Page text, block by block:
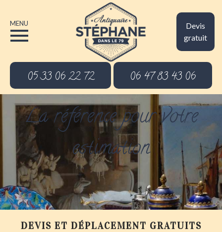
Devis
gratuit
MENU
05 33 06 22 72 06 47 83 43 06
La référence pour votre
estimation
DEVIS ET DÉPLACEMENT GRATUITS